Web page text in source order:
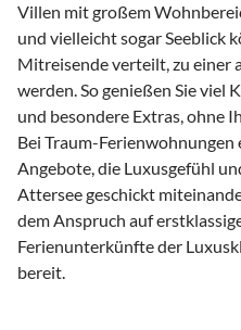
Villen mit großem
und vielleicht sogar Seeblick
Mitreisende verteilt, zu
werden. So genießen Sie
und besondere Extras, ohne
Bei Traum-
Angebote, die Luxusgefühl
Attersee geschickt
dem Anspruch auf
Ferienunterkünfte der
bereit.